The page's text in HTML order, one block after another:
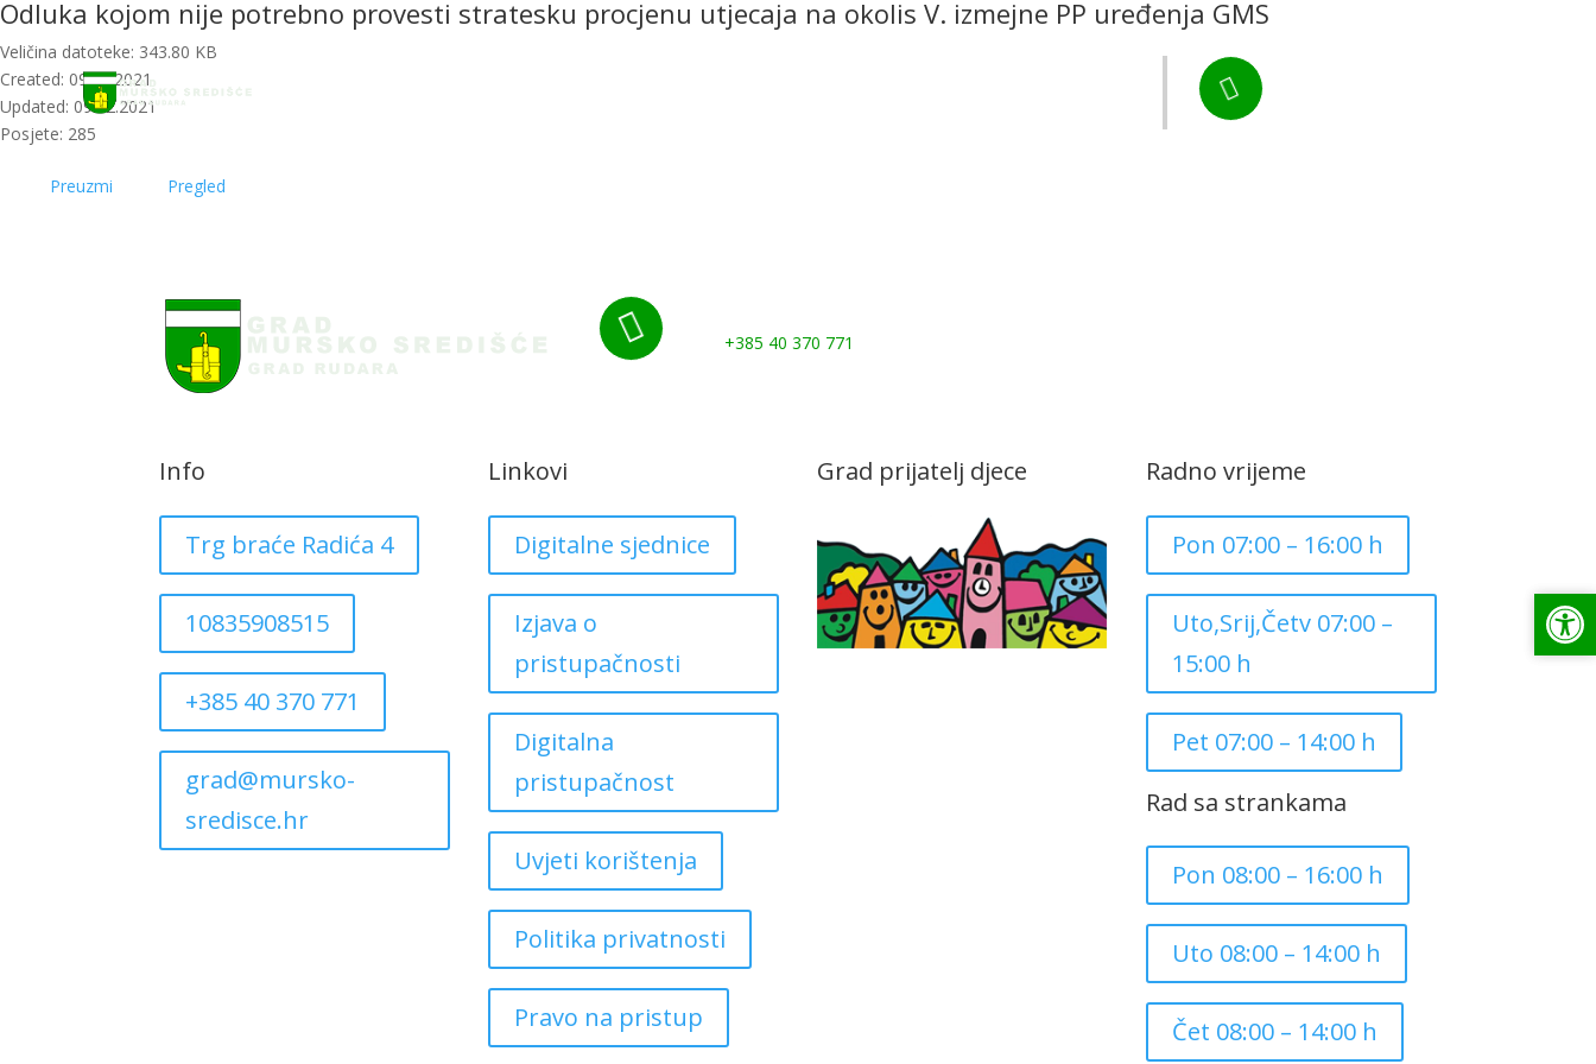

Odluka kojom nije potrebno provesti stratesku procjenu utjecaja na okolis V. izmejne PP uređenja GMS
Veličina datoteke: 343.80 KB
Created: 09.12.2021
Updated: 09.12.2021
Posjete: 285
Preuzmi Pregled
 +385 40 370 771
Info
Trg braće Radića 4
10835908515
+385 40 370 771
grad@mursko-
sredisce.hr
Linkovi
Digitalne sjednice
Izjava o
pristupačnosti
Digitalna
pristupačnost
Uvjeti korištenja
Politika privatnosti
Pravo na pristup
Grad prijatelj djece Radno vrijeme
Pon 07:00 – 16:00 h
Uto,Srij,Četv 07:00 –
15:00 h
Pet 07:00 – 14:00 h
Rad sa strankama
Pon 08:00 – 16:00 h
Uto 08:00 – 14:00 h
Čet 08:00 – 14:00 h